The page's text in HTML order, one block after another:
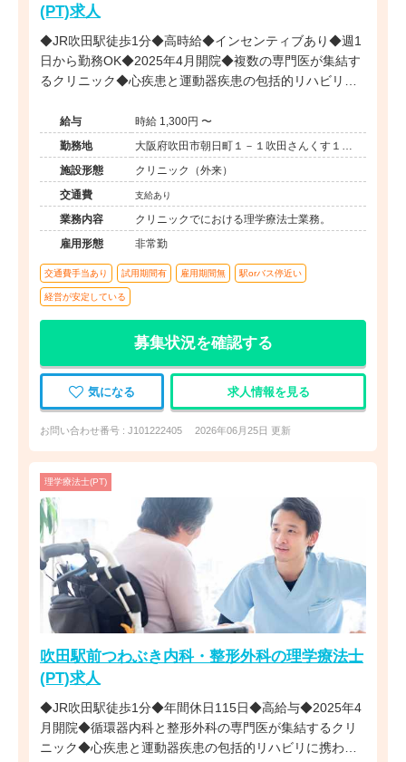
(PT)求人
◆JR吹田駅徒歩1分◆高時給◆インセンティブあり◆週1
日から勤務OK◆2025年4月開院◆複数の専門医が集結す
るクリニック◆心疾患と運動器疾患の包括的リハビリに
給与
時給 1,300円 〜
勤務地
大阪府吹田市朝日町１－１吹田さんくす１番
館１階
施設形態
クリニック（外来）
交通費
支給あり
業務内容
クリニックでにおける理学療法士業務。
雇用形態
非常勤
交通費手当あり 試用期間有 雇用期間無 駅orバス停近い
経営が安定している
募集状況を確認する
気になる 求人情報を見る
お問い合わせ番号 : J101222405 2026年06月25日 更新
理学療法士(PT)
吹田駅前つわぶき内科・整形外科の理学療法士
(PT)求人
◆JR吹田駅徒歩1分◆年間休日115日◆高給与◆2025年4
月開院◆循環器内科と整形外科の専門医が集結するクリ
ニック◆心疾患と運動器疾患の包括的リハビリに携わる